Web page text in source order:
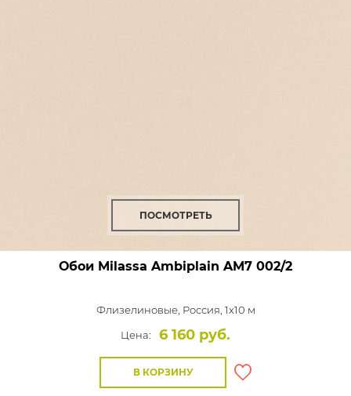
ПОСМОТРЕТЬ
Обои Milassa Ambiplain AM7 002/2
Флизелиновые, Россия, 1x10 м
Цена:
6 160 руб.
В КОРЗИНУ